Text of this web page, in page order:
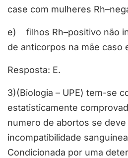
case com mulheres
e) filhos Rh–positivo não
de anticorpos na mãe caso
Resposta: E.
3)(Biologia – UPE) tem-se
estatisticamente
numero de abortos se deve
incompatibilidade
Condicionada por uma